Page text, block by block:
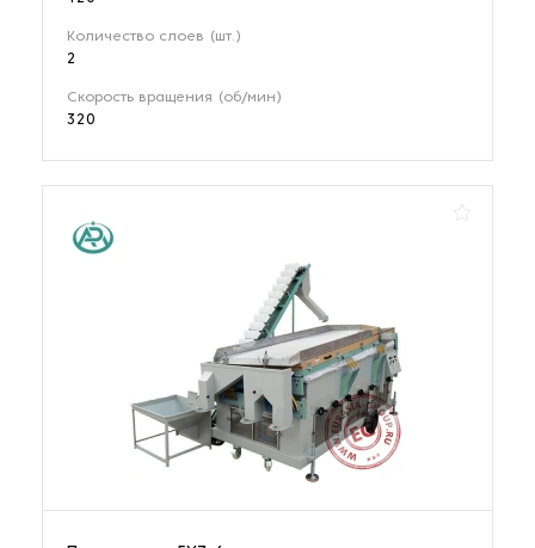
Количество слоев (шт.)
2
Скорость вращения (об/мин)
320